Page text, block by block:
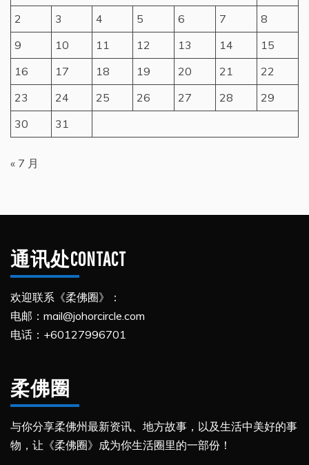
2
3 4 5 6 7
8
9
10 11 12 13 14
15
16
17 18 19 20 21
22
23
24 25 26 27 28
29
30
31
« 7 月
通讯处CONTACT
欢迎联系《柔佛圈》：
电邮：mail@johorcircle.com
电话：+60127996701
柔佛圈
与你分享柔佛州最新资讯、地方故事，以及生活中美好的事
物，让《柔佛圈》成为你生活圈里的一部份！